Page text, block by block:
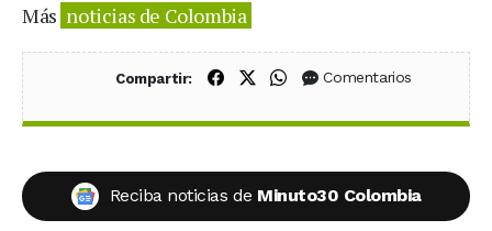
Más noticias de Colombia
Compartir: Compartir en Facebook
Compartir en X (Twitter)
Compartir en WhatsApp
Comentarios
Reciba noticias de Minuto30 Colombia